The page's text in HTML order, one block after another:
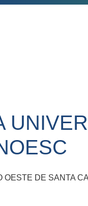
OESTE DE SANTA